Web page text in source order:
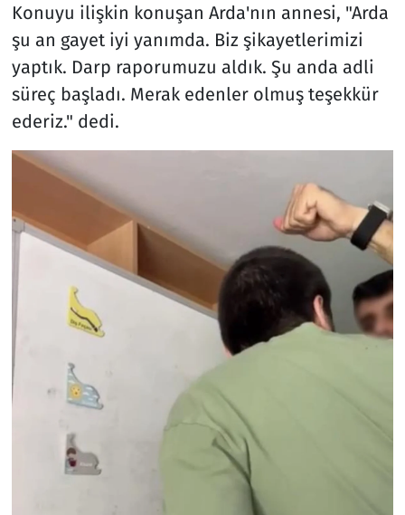
Konuyu ilişkin konuşan Arda'nın annesi, "Arda
şu an gayet iyi yanımda. Biz şikayetlerimizi
yaptık. Darp raporumuzu aldık. Şu anda adli
süreç başladı. Merak edenler olmuş teşekkür
ederiz." dedi.